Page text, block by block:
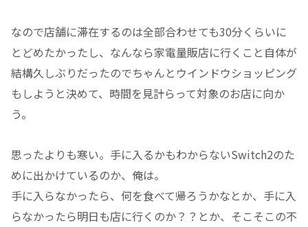
なので店舗に滞在するのは全部合わせても30分くらいに
とどめたかったし、なんなら家電量販店に行くこと自体が
結構久しぶりだったのでちゃんとウインドウショッピング
もしようと決めて、時間を見計らって対象のお店に向か
う。
思ったよりも寒い。手に入るかもわからないSwitch2のた
めに出かけているのか、俺は。
手に入らなかったら、何を食べて帰ろうかなとか、手に入
らなかったら明日も店に行くのか？？とか、そこそこの不